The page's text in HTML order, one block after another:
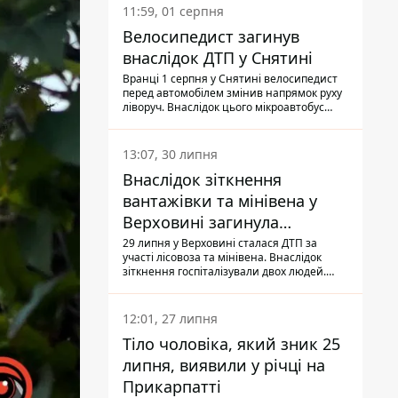
11:59, 01 серпня
Велосипедист загинув
внаслідок ДТП у Снятині
Вранці 1 серпня у Снятині велосипедист
перед автомобілем змінив напрямок руху
ліворуч. Внаслідок цього мікроавтобус
13:07, 30 липня
Внаслідок зіткнення
вантажівки та мінівена у
Верховині загинула
пасажирка, водійка - у
лікарні
29 липня у Верховині сталася ДТП за
участі лісовоза та мінівена. Внаслідок
зіткнення госпіталізували двох людей.
Також травми отримала водійка
автомобіля.
12:01, 27 липня
Тіло чоловіка, який зник 25
липня, виявили у річці на
Прикарпатті